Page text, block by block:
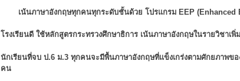
เน้นภาษาอังกฤษทุกคนทุกระดับชั้นด้วย โปรแกรม EEP
โรงเรียนดี ใช้หลักสูตรกระทรวงศึกษาธิการ เน้นภาษาอังกฤษในรายวิชาเพิ่
นักเรียนที่จบ ป.6 ม.3 ทุกคนจะมีพื้นภาษาอังกฤษที่แข็งเกร่งตามศักยภาพขอ
คน